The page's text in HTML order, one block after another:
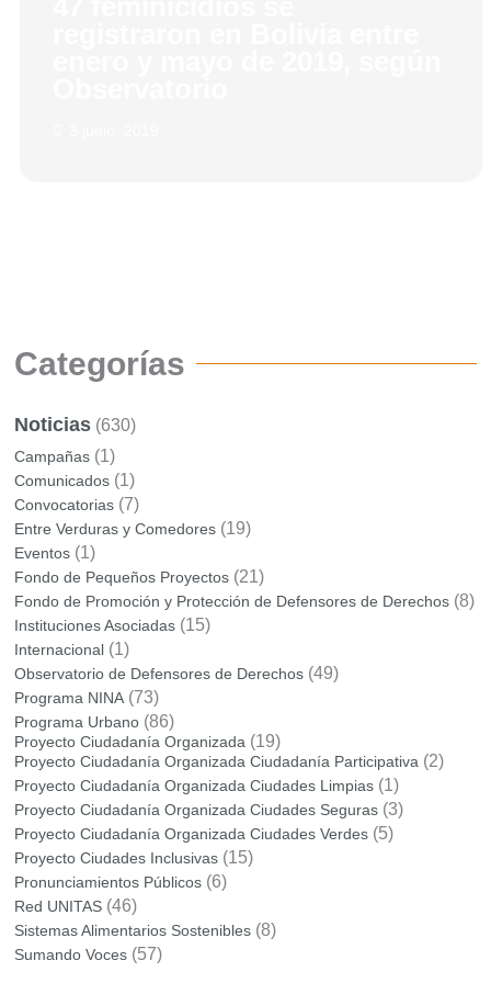
Categorías
Noticias (630)
Campañas (1)
Comunicados (1)
Convocatorias (7)
Entre Verduras y Comedores (19)
Eventos (1)
Fondo de Pequeños Proyectos (21)
Fondo de Promoción y Protección de Defensores de Derechos (8)
Instituciones Asociadas (15)
Internacional (1)
Observatorio de Defensores de Derechos (49)
Programa NINA (73)
Programa Urbano (86)
Proyecto Ciudadanía Organizada (19)
Proyecto Ciudadanía Organizada Ciudadanía Participativa (2)
Proyecto Ciudadanía Organizada Ciudades Limpias (1)
Proyecto Ciudadanía Organizada Ciudades Seguras (3)
Proyecto Ciudadanía Organizada Ciudades Verdes (5)
Proyecto Ciudades Inclusivas (15)
Pronunciamientos Públicos (6)
Red UNITAS (46)
Sistemas Alimentarios Sostenibles (8)
Sumando Voces (57)